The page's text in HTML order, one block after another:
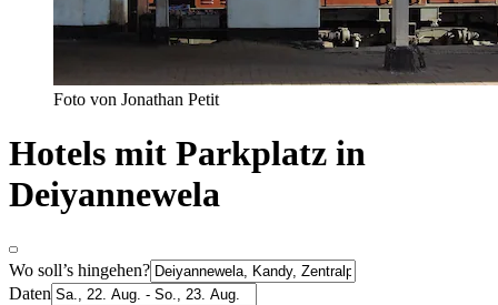
Foto von Jonathan Petit
Hotels mit Parkplatz in
Deiyannewela
Wo soll’s hingehen?
Daten